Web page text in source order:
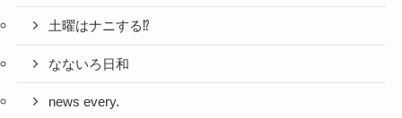
土曜はナニする⁉
なないろ日和
news every.